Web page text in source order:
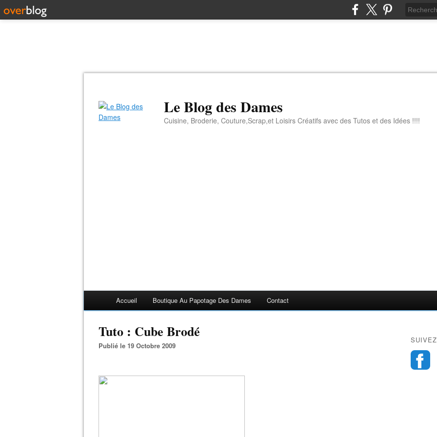
Le Blog des Dames
Cuisine, Broderie, Couture,Scrap,et Loisirs Créatifs avec des Tutos et des Idées !!!!
Accueil Boutique Au Papotage Des Dames Contact
Tuto : Cube Brodé
Publié le 19 Octobre 2009